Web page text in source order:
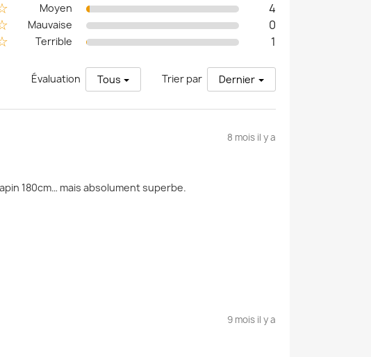
Moyen
4
Mauvaise
0
Terrible 1
Évaluation Tous Trier par Dernier
8 mois il y a
180cm… mais absolument superbe.
9 mois il y a